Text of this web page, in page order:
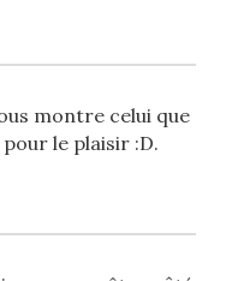
montre celui que
le plaisir :D.